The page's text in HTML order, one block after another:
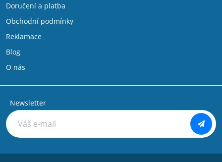
Doručení a platba
Obchodní podmínky
Reklamace
Blog
O nás
Newsletter